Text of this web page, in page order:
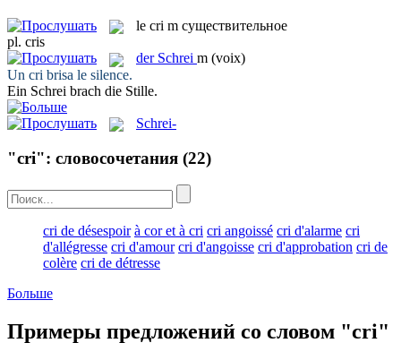
le cri m существительное
pl. cris
der Schrei m (voix)
Un cri brisa le silence.
Ein Schrei brach die Stille.
Schrei-
"cri": словосочетания (22)
cri de désespoir à cor et à cri cri angoissé cri d'alarme cri
d'allégresse cri d'amour cri d'angoisse cri d'approbation cri de
colère cri de détresse
Больше
Примеры предложений со словом "cri"